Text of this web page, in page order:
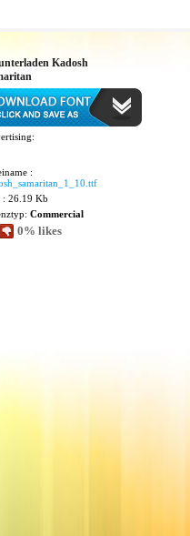
Kadosh
:
: 26.19 Kb
Commercial
0% likes